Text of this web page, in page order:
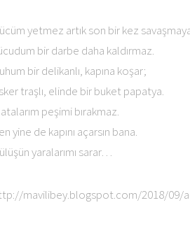
yetmez artık son bir kez
bir darbe daha kaldırmaz.
bir delikanlı, kapına koşar;
traşlı, elinde bir buket papatya.
peşimi bırakmaz.
yine de kapını açarsın bana.
yaralarımı sarar…
mavilibey.blogspot.com/2018/09/